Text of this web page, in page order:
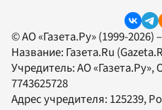
© АО «Газета.Ру» (1999-2026)
Название: Газета.Ru
Учредитель:АО «Газета.Ру»,
7743625728
Адрес учредителя: 125239,